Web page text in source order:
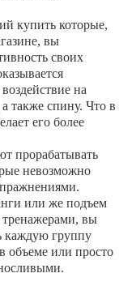
купить которые,
вы
своих
на
также спину. Что в
его более
прорабатывать
невозможно
или же подъем
тренажерами, вы
каждую группу
или просто